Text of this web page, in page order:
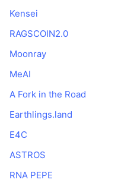
Kensei
RAGSCOIN2.0
Moonray
MeAI
A Fork in the Road
Earthlings.land
E4C
ASTROS
RNA PEPE